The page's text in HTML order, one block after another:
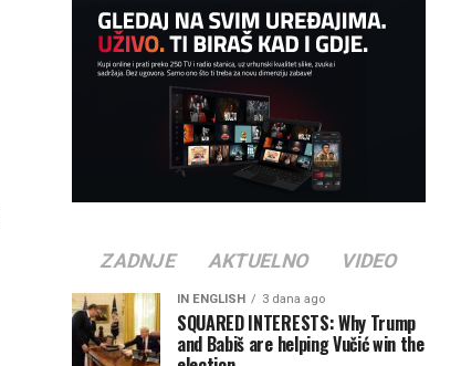
ZADNJE AKTUELNO VIDEO
IN ENGLISH 3 dana ago
SQUARED INTERESTS: Why Trump
and Babiš are helping Vučić win the